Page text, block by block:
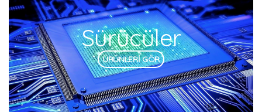
Sürücüler
ÜRÜNLERİ GÖR